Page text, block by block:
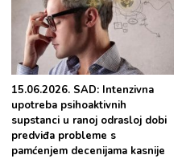
15.06.2026. SAD: Intenzivna
upotreba psihoaktivnih
supstanci u ranoj odrasloj dobi
predviđa probleme s
pamćenjem decenijama kasnije